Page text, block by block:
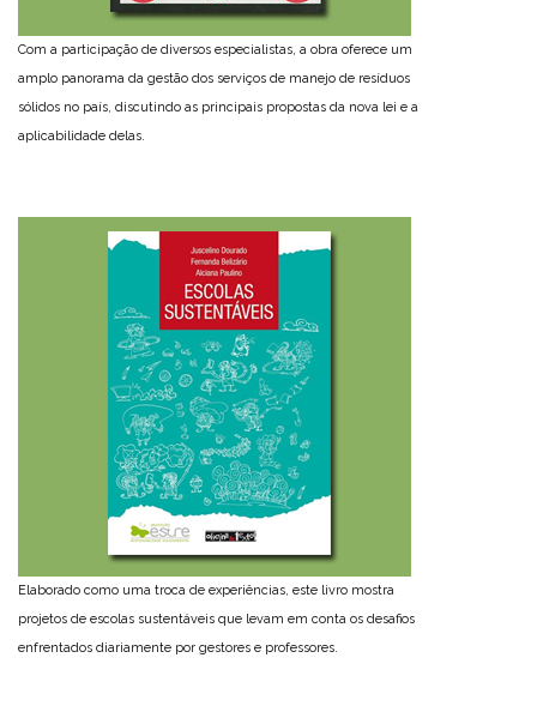
Com a participação de diversos especialistas, a obra oferece um
amplo panorama da gestão dos serviços de manejo de resíduos
sólidos no país, discutindo as principais propostas da nova lei e a
aplicabilidade delas.
Elaborado como uma troca de experiências, este livro mostra
projetos de escolas sustentáveis que levam em conta os desafios
enfrentados diariamente por gestores e professores.